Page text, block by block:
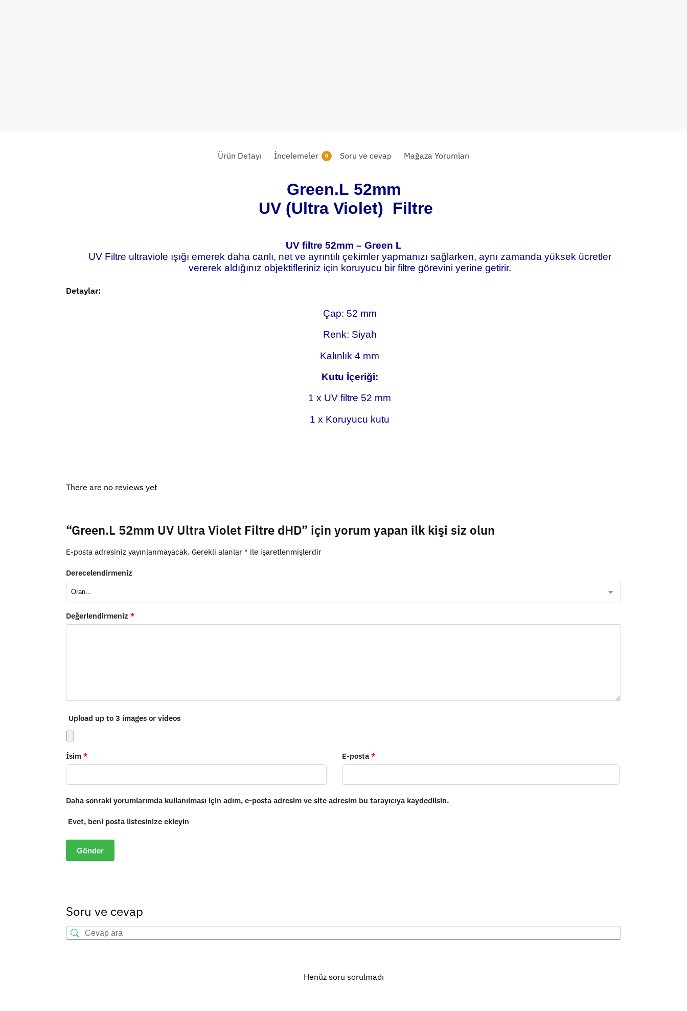
Ürün Detayı İncelemeler 0 Soru ve cevap Mağaza Yorumları
Green.L 52mm
UV (Ultra Violet) Filtre
UV filtre 52mm – Green L
UV Filtre ultraviole ışığı emerek daha canlı, net ve ayrıntılı çekimler yapmanızı sağlarken, aynı zamanda yüksek ücretler
vererek aldığınız objektifleriniz için koruyucu bir filtre görevini yerine getirir.
Detaylar:
Çap: 52 mm
Renk: Siyah
Kalınlık 4 mm
Kutu İçeriği:
1 x UV filtre 52 mm
1 x Koruyucu kutu
There are no reviews yet
“Green.L 52mm UV Ultra Violet Filtre dHD” için yorum yapan ilk kişi siz olun
E-posta adresiniz yayınlanmayacak. Gerekli alanlar * ile işaretlenmişlerdir
Derecelendirmeniz
Değerlendirmeniz *
Upload up to 3 images or videos
İsim * E-posta *
Daha sonraki yorumlarımda kullanılması için adım, e-posta adresim ve site adresim bu tarayıcıya kaydedilsin.
Evet, beni posta listesinize ekleyin
Soru ve cevap
Henüz soru sorulmadı